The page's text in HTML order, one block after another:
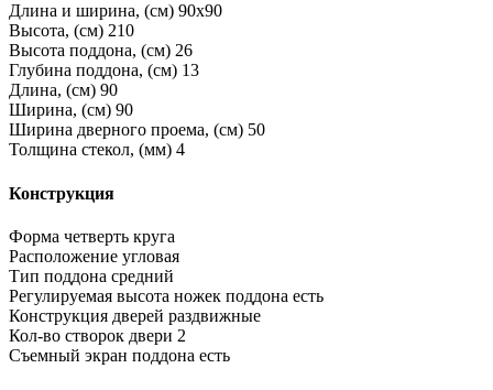
Длина и ширина, (см) 90x90
Высота, (см) 210
Высота поддона, (см) 26
Глубина поддона, (см) 13
Длина, (см) 90
Ширина, (см) 90
Ширина дверного проема, (см) 50
Толщина стекол, (мм) 4
Конструкция
Форма четверть круга
Расположение угловая
Тип поддона средний
Регулируемая высота ножек поддона есть
Конструкция дверей раздвижные
Кол-во створок двери 2
Съемный экран поддона есть